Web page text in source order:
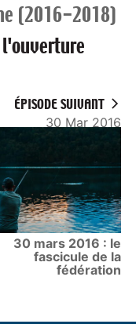
(2016-2018)
ÉPISODE SUIVANT
30 Mar 2016
30 mars 2016 : le
fascicule de la
fédération